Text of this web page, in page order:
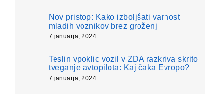
Nov pristop: Kako izboljšati varnost
mladih voznikov brez groženj
7 januarja, 2024
Teslin vpoklic vozil v ZDA razkriva skrito
tveganje avtopilota: Kaj čaka Evropo?
7 januarja, 2024